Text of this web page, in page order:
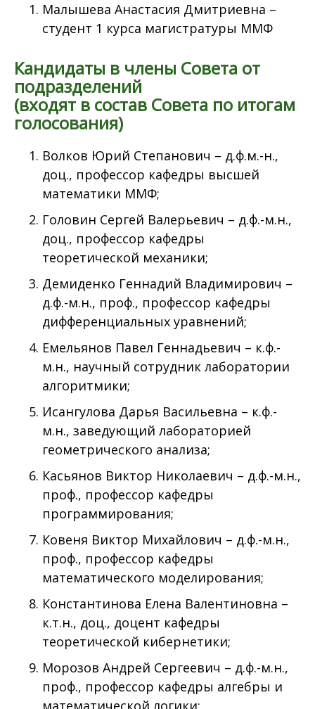
Малышева Анастасия Дмитриевна –
студент 1 курса магистратуры ММФ
Кандидаты в члены Совета от
подразделений
(входят в состав Совета по итогам
голосования)
Волков Юрий Степанович – д.ф.м.-н.,
доц., профессор кафедры высшей
математики ММФ;
Головин Сергей Валерьевич – д.ф.-м.н.,
доц., профессор кафедры
теоретической механики;
Демиденко Геннадий Владимирович –
д.ф.-м.н., проф., профессор кафедры
дифференциальных уравнений;
Емельянов Павел Геннадьевич – к.ф.-
м.н., научный сотрудник лаборатории
алгоритмики;
Исангулова Дарья Васильевна – к.ф.-
м.н., заведующий лабораторией
геометрического анализа;
Касьянов Виктор Николаевич – д.ф.-м.н.,
проф., профессор кафедры
программирования;
Ковеня Виктор Михайлович – д.ф.-м.н.,
проф., профессор кафедры
математического моделирования;
Константинова Елена Валентиновна –
к.т.н., доц., доцент кафедры
теоретической кибернетики;
Морозов Андрей Сергеевич – д.ф.-м.н.,
проф., профессор кафедры алгебры и
математической логики;